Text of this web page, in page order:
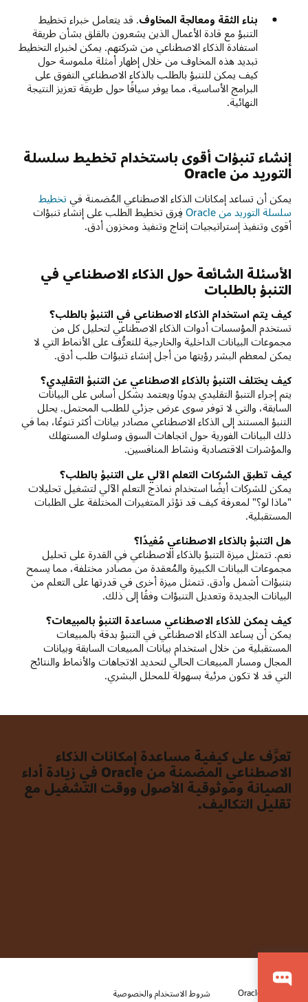
بناء الثقة ومعالجة المخاوف. قد يتعامل خبراء تخطيط
التنبؤ مع قادة الأعمال الذين يشعرون بالقلق بشأن طريقة
استفادة الذكاء الاصطناعي من شركتهم. يمكن لخبراء التخطيط
تبديد هذه المخاوف من خلال إظهار أمثلة ملموسة حول
كيف يمكن للتنبؤ بالطلب بالذكاء الاصطناعي التفوق على
البرامج الأساسية، مما يوفر سياقًا حول طريقة تعزيز النتيجة
النهائية.
إنشاء تنبؤات أقوى باستخدام تخطيط سلسلة
التوريد من Oracle
يمكن أن تساعد إمكانات الذكاء الاصطناعي المُضمنة في تخطيط
سلسلة التوريد من Oracle
فِرق تخطيط الطلب على إنشاء تنبؤات
أقوى وتنفيذ إستراتيجيات إنتاج وتنفيذ ومخزون أدق.
الأسئلة الشائعة حول الذكاء الاصطناعي في
التنبؤ بالطلبات
كيف يتم استخدام الذكاء الاصطناعي في التنبؤ بالطلب؟
تستخدم المؤسسات أدوات الذكاء الاصطناعي لتحليل كل من
مجموعات البيانات الداخلية والخارجية للتعرُّف على الأنماط التي لا
يمكن لمعظم البشر رؤيتها من أجل إنشاء تنبؤات طلب أدق.
كيف يختلف التنبؤ بالذكاء الاصطناعي عن التنبؤ التقليدي؟
يتم إجراء التنبؤ التقليدي يدويًا ويعتمد بشكل أساس على البيانات
السابقة، والتي لا توفر سوى عرض جزئي للطلب المحتمل. يحلل
التنبؤ المستند إلى الذكاء الاصطناعي مصادر بيانات أكثر تنوعًا، بما في
ذلك البيانات الفورية حول اتجاهات السوق وسلوك المستهلك
والمؤشرات الاقتصادية ونشاط المنافسين.
كيف تطبق الشركات التعلم الآلي على التنبؤ بالطلب؟
يمكن للشركات أيضًا استخدام نماذج التعلم الآلي لتشغيل تحليلات
"ماذا لو؟" لمعرفة كيف قد تؤثر المتغيرات المختلفة على الطلبات
المستقبلية.
هل التنبؤ بالذكاء الاصطناعي مُفيدًا؟
نعم. تتمثل ميزة التنبؤ بالذكاء الاصطناعي في القدرة على تحليل
مجموعات البيانات الكبيرة والمُعقدة من مصادر مختلفة، مما يسمح
بتنبؤات أشمل وأدق. تتمثل ميزة أخرى في قدرتها على التعلم من
البيانات الجديدة وتعديل التنبؤات وفقًا إلى ذلك.
كيف يمكن للذكاء الاصطناعي مساعدة التنبؤ بالمبيعات؟
يمكن أن يساعد الذكاء الاصطناعي في التنبؤ بدقة بالمبيعات
المستقبلية من خلال استخدام بيانات المبيعات السابقة وبيانات
المجال ومسار المبيعات الحالي لتحديد الاتجاهات والأنماط والنتائج
التي قد لا تكون مرئية بسهولة للمحلل البشري.
تعرَّف على كيفية مساعدة إمكانات الذكاء
الاصطناعي المضمنة من Oracle في زيادة أداء
الصيانة وموثوقية الأصول ووقت التشغيل مع
تقليل التكاليف.
شروط الاستخدام والخصوصية